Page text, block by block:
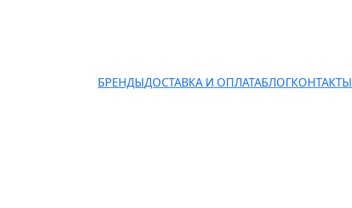
БРЕНДЫДОСТАВКА И ОПЛАТАБЛОГКОНТАКТЫ